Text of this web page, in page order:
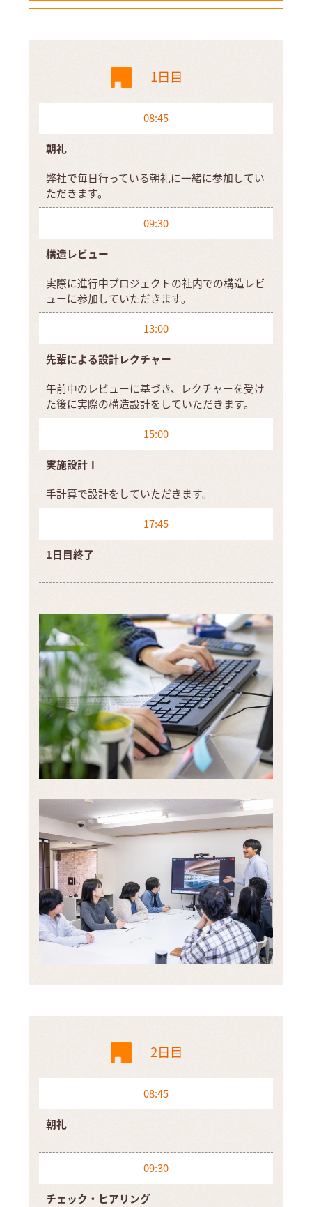
1日目
08:45
朝礼
弊社で毎日行っている朝礼に一緒に参加してい
ただきます。
09:30
構造レビュー
実際に進行中プロジェクトの社内での構造レビ
ューに参加していただきます。
13:00
先輩による設計レクチャー
午前中のレビューに基づき、レクチャーを受け
た後に実際の構造設計をしていただきます。
15:00
実施設計Ⅰ
手計算で設計をしていただきます。
17:45
1日目終了
2日目
08:45
朝礼
09:30
チェック・ヒアリング